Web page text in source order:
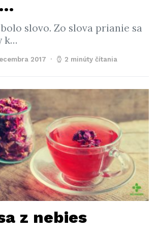
slovo. Zo slova prianie sa
k…
2017 2 minúty čítania
z nebies